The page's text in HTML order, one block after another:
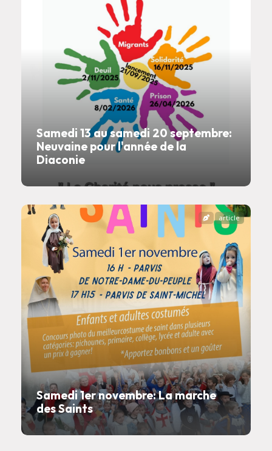
Samedi 13 au samedi 20 septembre:
Neuvaine pour l'année de la
Diaconie
Samedi 1er novembre: La marche
des Saints
article